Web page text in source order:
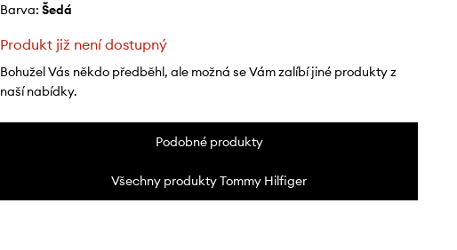
Barva: šedá
Produkt již není dostupný
Bohužel Vás někdo předběhl, ale možná se Vám zalíbí jiné produkty z
naší nabídky.
Podobné produkty
Všechny produkty Tommy Hilfiger